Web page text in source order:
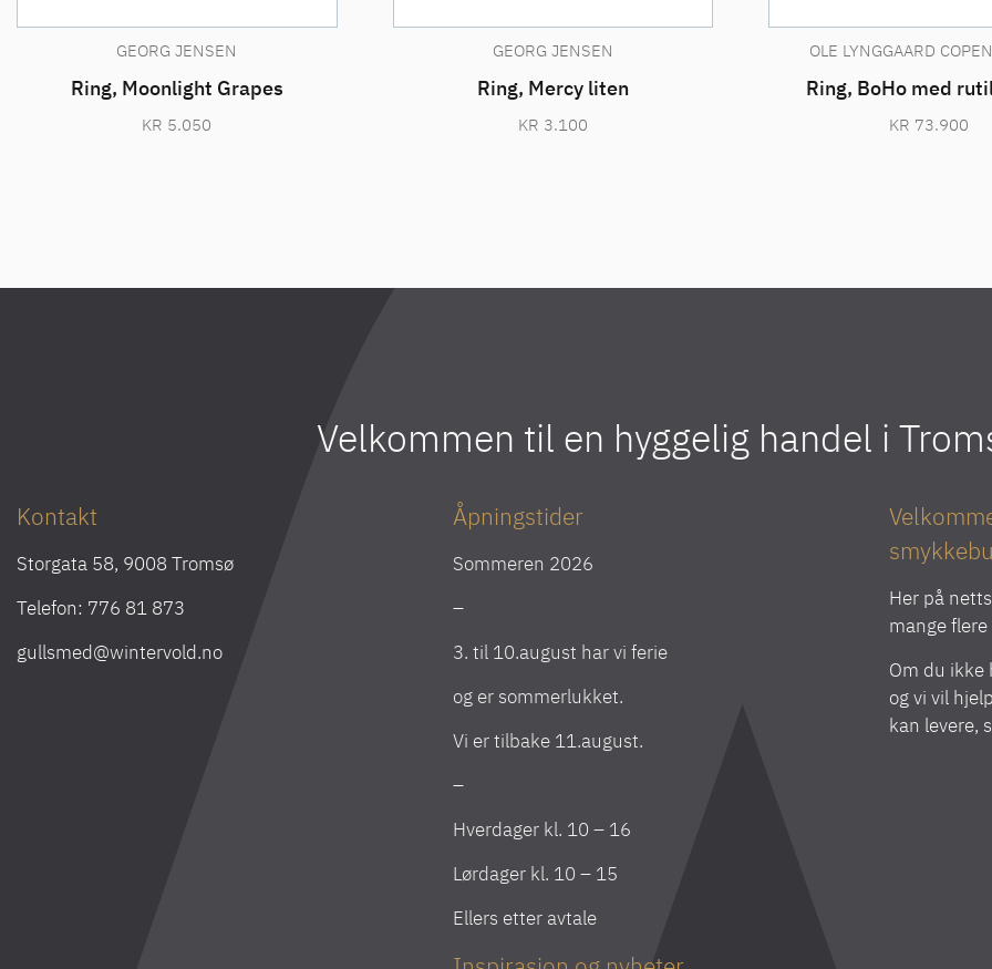
GEORG JENSEN
Ring, Moonlight Grapes
KR 5.050
GEORG JENSEN
Ring, Mercy liten
KR 3.100
OLE LYNGGAARD
Ring, BoHo med
KR 73.900
Velkommen til en hyggelig handel i
Kontakt
Storgata 58, 9008 Tromsø
Telefon: 776 81 873
gullsmed@wintervold.no
Åpningstider
Sommeren 2026
–
3. til 10.august har vi ferie
og er sommerlukket.
Vi er tilbake 11.august.
–
Hverdager kl. 10 – 16
Lørdager kl. 10 – 15
Ellers etter avtale
Her på
mange
Om du
og vi vil
kan levere,